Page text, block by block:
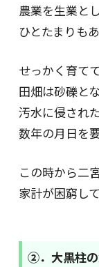
農業を生業と
ひとたまりも
せっかく育て
田畑は砂礫とな
汚水に侵され
数年の月日を
この時から二
家計が困窮し
②．大黒柱の